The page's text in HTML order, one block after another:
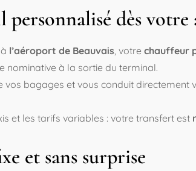
personnalisé dès votre
l’aéroport de Beauvais , votre chauffeur
nominative à la sortie du terminal.
vos bagages et vous conduit directement
et les tarifs variables : votre transfert est
et sans surprise